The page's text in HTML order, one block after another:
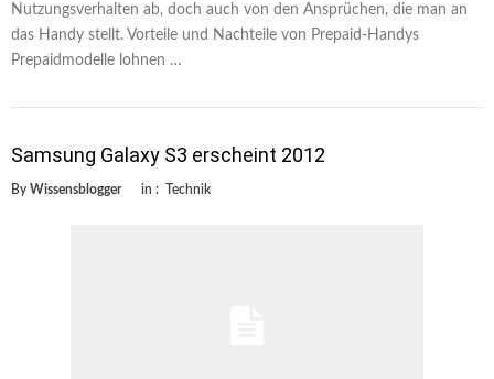
Nutzungsverhalten ab, doch auch von den Ansprüchen, die man an
das Handy stellt. Vorteile und Nachteile von Prepaid-Handys
Prepaidmodelle lohnen …
Samsung Galaxy S3 erscheint 2012
By Wissensblogger in : Technik